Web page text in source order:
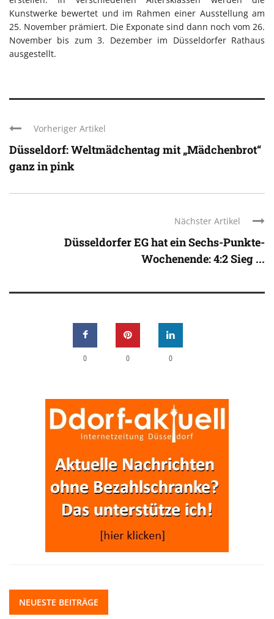
Kunstwerke bewertet und im Rahmen einer Ausstellung am
25. November prämiert. Die Exponate sind dann noch vom 26.
November bis zum 3. Dezember im Düsseldorfer Rathaus
ausgestellt.
Vorheriger Artikel
Düsseldorf: Weltmädchentag mit „Mädchenbrot“
ganz in pink
Nächster Artikel
Düsseldorfer EG hat ein Sechs-Punkte-
Wochenende: 4:2 Sieg ...
0 0 0
NEUESTE BEITRÄGE